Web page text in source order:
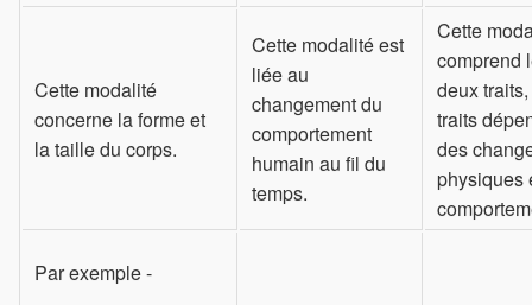
Cette modalité
concerne la forme et
la taille du corps.
Cette modalité est
liée au
changement du
comportement
humain au fil du
temps.
Cette
comprend
deux
traits
des
physiques
Par exemple -